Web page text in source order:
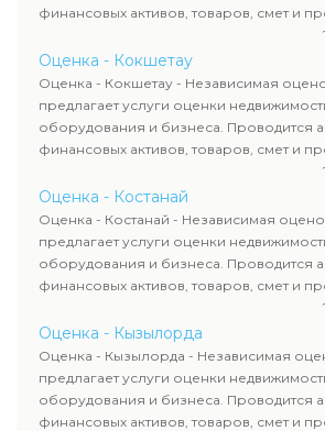
финансовых активов, товаров, смет и
оценка животных и недропользования.
определяют рыночную стоимость
рассчитывают ущерб. Все отчеты
требованиям законодательства и
сделок, кредитования и судебных
Оценка - Кокшетау
Оценка - Кокшетау - Независимая
предлагает услуги оценки
оборудования и бизнеса. Проводится
финансовых активов, товаров, смет и
оценка животных и недропользования.
определяют рыночную стоимость
рассчитывают ущерб. Все отчеты
требованиям законодательства и
сделок, кредитования и судебных
Оценка - Костанай
Оценка - Костанай - Независимая
предлагает услуги оценки
оборудования и бизнеса. Проводится
финансовых активов, товаров, смет и
оценка животных и недропользования.
определяют рыночную стоимость
рассчитывают ущерб. Все отчеты
требованиям законодательства и
сделок, кредитования и судебных
Оценка - Кызылорда
Оценка - Кызылорда - Независимая
предлагает услуги оценки
оборудования и бизнеса. Проводится
финансовых активов, товаров, смет и